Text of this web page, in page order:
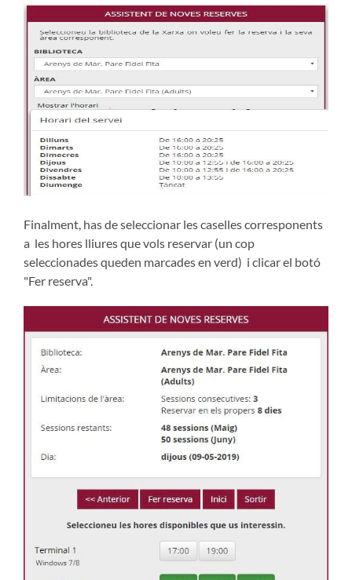
Finalment, has de seleccionar les caselles corresponents
a les hores lliures que vols reservar (un cop
seleccionades queden marcades en verd) i clicar el botó
"Fer reserva".